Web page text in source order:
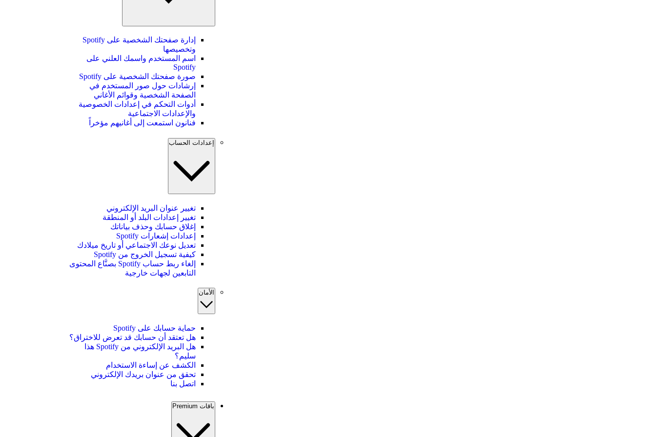
إدارة صفحتك الشخصية على Spotify
وتخصيصها
اسم المستخدم واسمك العلني على
Spotify
صورة صفحتك الشخصية على Spotify
إرشادات حول صور المستخدم في
الصفحة الشخصية وقوائم الأغاني
أدوات التحكم في إعدادات الخصوصية
والإعدادات الاجتماعية
فنانون استمعت إلى أغانيهم مؤخراً
إعدادات الحساب
تغيير عنوان البريد الإلكتروني
تغيير إعدادات البلد أو المنطقة
إغلاق حسابك وحذف بياناتك
إعدادات إشعارات Spotify
تعديل نوعك الاجتماعي أو تاريخ ميلادك
كيفية تسجيل الخروج من Spotify
إلغاء ربط حساب Spotify بصنَّاع المحتوى
التابعين لجهات خارجية
الأمان
حماية حسابك على Spotify
هل تعتقد أن حسابك قد تعرض للاختراق؟
هل البريد الإلكتروني من Spotify هذا
سليم؟
الكشف عن إساءة الاستخدام
تحقق من عنوان بريدك الإلكتروني
اتصل بنا
باقات Premium